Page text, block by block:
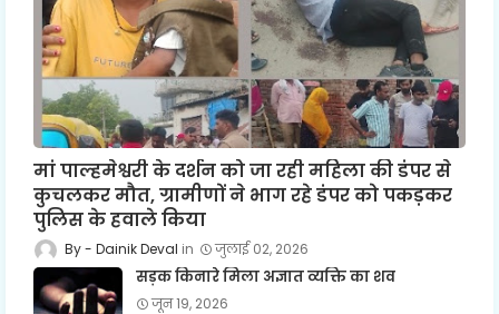
मां पाल्हमेश्वरी के दर्शन को जा रही महिला की डंपर से
कुचलकर मौत, ग्रामीणों ने भाग रहे डंपर को पकड़कर
पुलिस के हवाले किया
Dainik Deval जुलाई 02, 2026
सड़क किनारे मिला अज्ञात व्यक्ति का शव
जून 19, 2026